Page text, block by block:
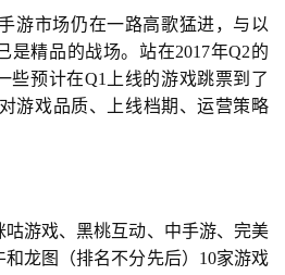
游市场仍在一路高歌猛进，与以
是精品的战场。站在2017年Q2的
些预计在Q1上线的游戏跳票到了
游戏品质、上线档期、运营策略
游戏、黑桃互动、中手游、完美
和龙图（排名不分先后）10家游戏